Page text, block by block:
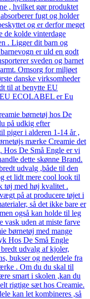
, hvilket gør produktet
fugt og holder
og er derfor meget
de kolde vinterdage
. Ligger dit barn og
er uld en godt
sveden og barnet
Omsorg for miljøet
danske virksomheder
til at benytte EU
ECOLABEL er Eu
børnetøj hos De
på udkig efter
piger i alderen 1-14 år ,
mærke Creamie det
Hos De Små Engle er vi
dette skønne Brand.
udvalg ,både til den
et lidt mere cool look til
tøj med høj kvalitet .
på at producere tøjet i
så det ikke bare er
også kan holde til leg
vask uden at miste farve
børnetøj med mange
Hos De Små Engle
udvalg af kjoler,
bukser og nederdele fra
. Om du du skal til
smart i skolen ,kan du
rigtige sæt hos Creamie.
kan let kombineres ,så